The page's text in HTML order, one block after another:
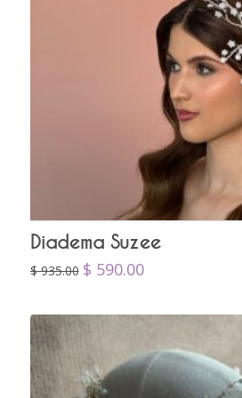
Diadema Suzee
$935.00 Original
price
935.00.
$ 590.00Current
price
590.00.